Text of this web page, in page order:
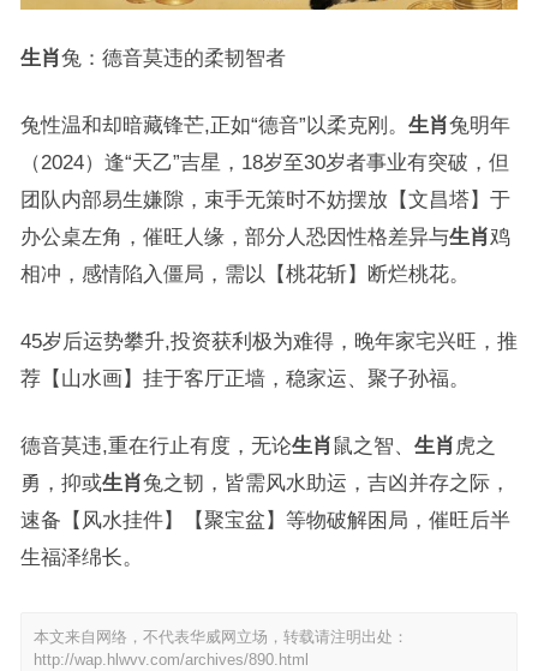
生肖兔：德音莫违的柔韧智者
兔性温和却暗藏锋芒,正如“德音”以柔克刚。 生肖兔明年
（2024）逢“天乙”吉星，18岁至30岁者事业有突破，但
团队内部易生嫌隙，束手无策时不妨摆放【文昌塔】于
办公桌左角，催旺人缘，部分人恐因性格差异与生肖鸡
相冲，感情陷入僵局，需以【桃花斩】断烂桃花。
45岁后运势攀升,投资获利极为难得，晚年家宅兴旺，推
荐【山水画】挂于客厅正墙，稳家运、聚子孙福。
德音莫违,重在行止有度，无论生肖鼠之智、 生肖 虎之
勇，抑或生肖兔之韧，皆需风水助运，吉凶并存之际，
速备【风水挂件】【聚宝盆】等物破解困局，催旺后半
生福泽绵长。
本文来自网络，不代表华威网立场，转载请注明出处：
http://wap.hlwvv.com/archives/890.html